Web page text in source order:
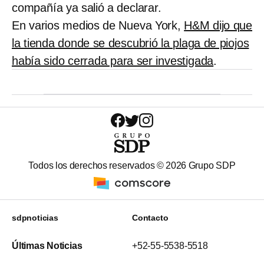
compañía ya salió a declarar.
En varios medios de Nueva York, H&M dijo que
la tienda donde se descubrió la plaga de piojos
había sido cerrada para ser investigada.
Todos los derechos reservados © 2026 Grupo SDP
sdpnoticias
Últimas Noticias
Contacto
+52-55-5538-5518